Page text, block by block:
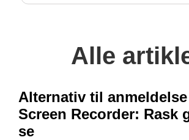
Alle
Alternativ til
Screen Recorder: Rask
se